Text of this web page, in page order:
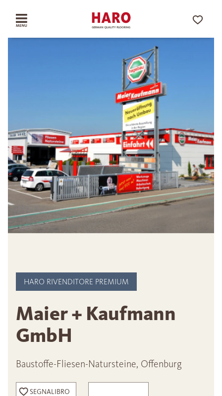
HARO RIVENDITORE PREMIUM
Maier + Kaufmann
GmbH
Baustoffe-Fliesen-Natursteine, Offenburg
SEGNALIBRO